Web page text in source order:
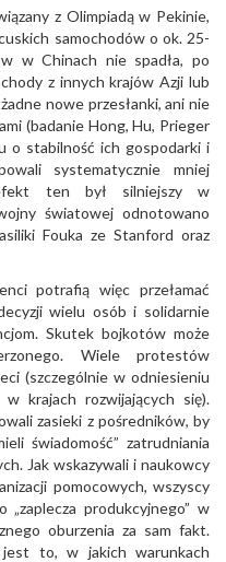
z Olimpiadą w Pekinie,
samochodów o ok. 25-
w Chinach nie spadła, po
z innych krajów Azji lub
nowe przesłanki, ani nie
(badanie Hong, Hu, Prieger
o stabilność ich gospodarki i
systematycznie mniej
ten był silniejszy w
światowej odnotowano
Fouka ze Stanford oraz
potrafią więc przełamać
wielu osób i solidarnie
Skutek bojkotów może
Wiele protestów
(szczególnie w odniesieniu
krajach rozwijających się).
zasieki z pośredników, by
świadomość” zatrudniania
Jak wskazywali i naukowcy
pomocowych, wszyscy
„zaplecza produkcyjnego” w
oburzenia za sam fakt.
jest to, w jakich warunkach